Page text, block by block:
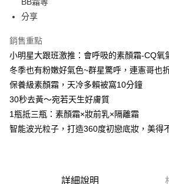
7-11取貨付款
每筆NT$85，滿NT$599(含以上)免運費
宅配
每筆NT$85，滿NT$599(含以上)免運費
(FedEx)海外配送
分享
銷售重點
小明星大跟班激推：會呼吸的素顏霜-CQ氧
冬季也有粉嫩好氣色~群星驚呼，連憲哥也
保養級素顏霜，天冷多賴被窩10分鐘
30秒去黃～宛若天生好膚質
1瓶抵三瓶：素顏霜×妝前乳×隔離霜
智能波光粒子，打造360度初戀底妝，美得
詳細說明